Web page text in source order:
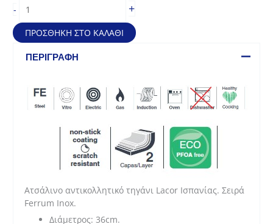
-
αντικολλητικό
τηγάνι
Ferrum
Inox
+
ΠΡΟΣΘΉΚΗ ΣΤΟ ΚΑΛΆΘΙ
ΠΕΡΙΓΡΑΦΉ
Ατσάλινο αντικολλητικό τηγάνι Lacor Ισπανίας. Σειρά
Ferrum Inox.
Διάμετρος: 36cm.